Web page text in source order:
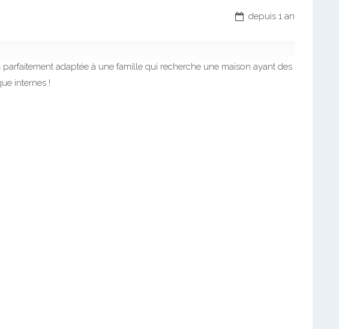
depuis 1 an
parfaitement adaptée à une famille qui recherche une maison ayant des
internes !